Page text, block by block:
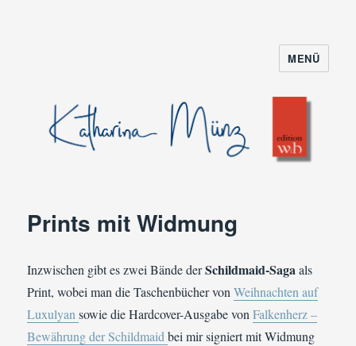
MENÜ
Prints mit Widmung
Inzwischen gibt es zwei Bände derSchildmaid-Sagaals
Print, wobei man die Taschenbücher vonWeihnachten auf
Luxulyansowie die Hardcover-Ausgabe vonFalkenherz –
Bewährung der Schildmaidbei mir signiert mit Widmung